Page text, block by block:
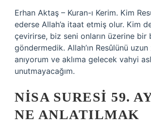
Erhan Aktaş – Kuran-ı Kerim. Kim
ederse Allah’a itaat etmiş olur. Kim
çevirirse, biz seni onların üzerine bir
göndermedik. Allah’ın Resûlünü uzun
anıyorum ve aklıma gelecek vahyi
unutmayacağım.
NISA SURESI 59.
NE ANLATILMAK